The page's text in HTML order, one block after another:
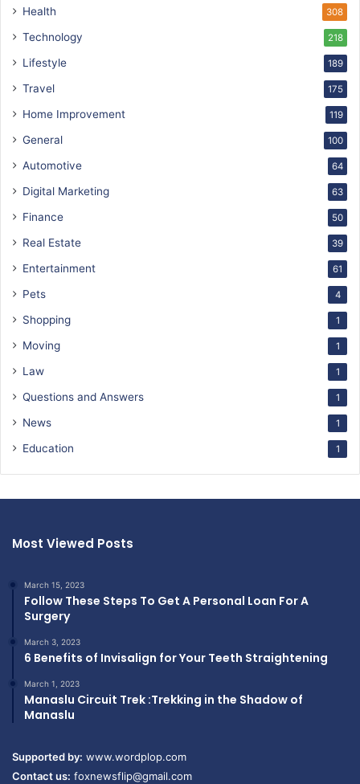
Health 308
Technology 218
Lifestyle 189
Travel 175
Home Improvement 119
General 100
Automotive 64
Digital Marketing 63
Finance 50
Real Estate 39
Entertainment 61
Pets 4
Shopping 1
Moving 1
Law 1
Questions and Answers 1
News 1
Education 1
Most Viewed Posts
March 15, 2023
Follow These Steps To Get A Personal Loan For A
Surgery
March 3, 2023
6 Benefits of Invisalign for Your Teeth Straightening
March 1, 2023
Manaslu Circuit Trek :Trekking in the Shadow of
Manaslu
Supported by: www.wordplop.com
Contact us: foxnewsflip@gmail.com